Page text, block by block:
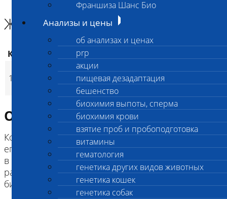
Франшиза Шанс Био
Анализы и цены
об анализах и ценах
prp
акции
пищевая дезадаптация
бешенство
биохимия выпоты, сперма
биохимия крови
взятие проб и пробоподготовка
витамины
гематология
генетика других видов животных
генетика кошек
генетика собак
Железо
Код Наименование услуг
121 Железо 190p (Время исполнения24
220p (Время исполнения1
Описание исследования
Концентрация железа в сыворотке определяется
его всасыванием в кишечнике; депонированием
в кишечнике, печени, костном мозге; степенью
распада или потерей гемоглобина; объемом
биосинтеза гемоглобина.